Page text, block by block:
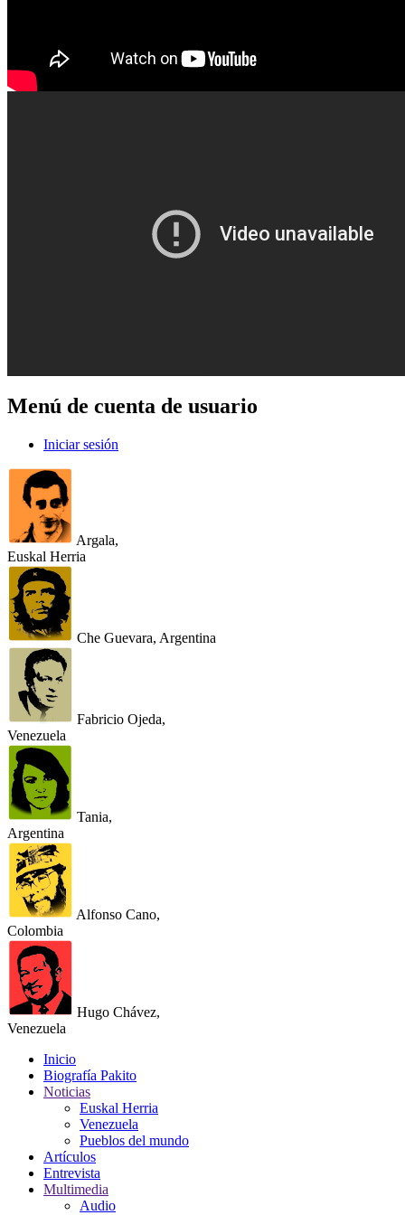
Menú de cuenta de usuario
Iniciar sesión
Argala,
Euskal Herria
Che Guevara, Argentina
Fabricio Ojeda,
Venezuela
Tania,
Argentina
Alfonso Cano,
Colombia
Hugo Chávez,
Venezuela
Inicio
Biografía Pakito
Noticias
Euskal Herria
Venezuela
Pueblos del mundo
Artículos
Entrevista
Multimedia
Audio